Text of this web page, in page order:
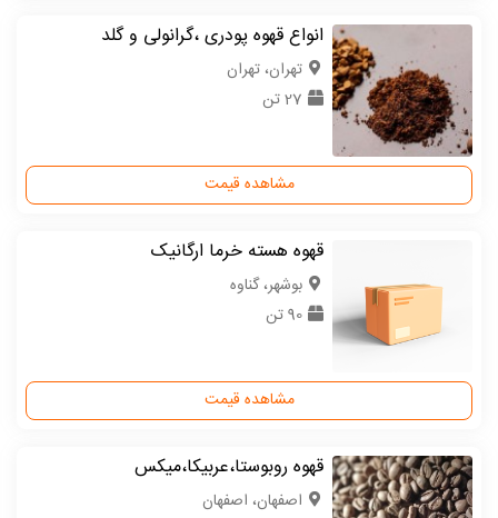
انواع قهوه پودری ،گرانولی و گلد
تهران، تهران
27 تن
مشاهده قیمت
قهوه هسته خرما ارگانیک
بوشهر، گناوه
90 تن
مشاهده قیمت
قهوه روبوستا،عربیکا،میکس
اصفهان، اصفهان